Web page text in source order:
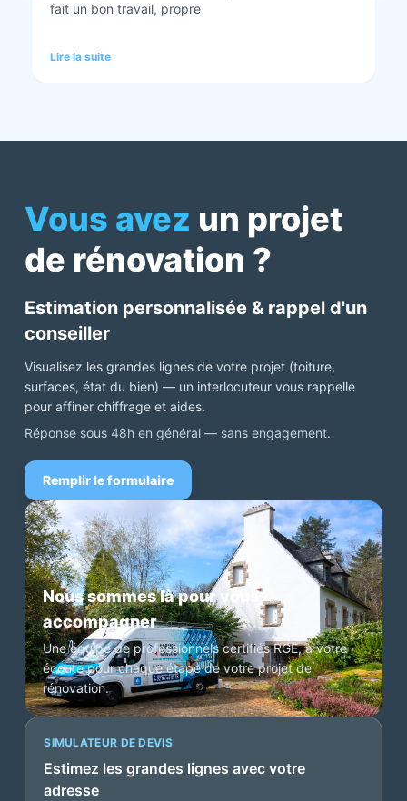
tout est nickel quand ils ont finis. Vous pouvez y
Lire la suite
Vous avez un projet
de rénovation ?
Estimation personnalisée & rappel d'un
conseiller
Visualisez les grandes lignes de votre projet (toiture,
surfaces, état du bien) — un interlocuteur vous rappelle
pour affiner chiffrage et aides.
Réponse sous 48h en général — sans engagement.
Remplir le formulaire
Nous sommes là pour vous
accompagner
Une équipe de professionnels certifiés RGE, à votre
écoute pour chaque étape de votre projet de
rénovation.
SIMULATEUR DE DEVIS
Estimez les grandes lignes avec votre
adresse